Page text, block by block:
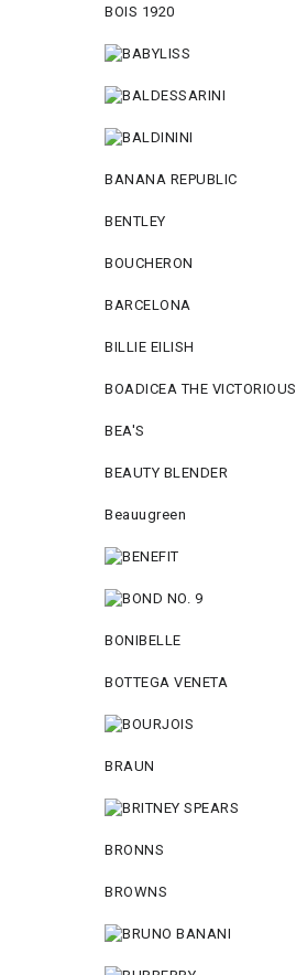
BOIS 1920
BANANA REPUBLIC
BENTLEY
BOUCHERON
BARCELONA
BILLIE EILISH
BOADICEA THE VICTORIOUS
BEA'S
BEAUTY BLENDER
Beauugreen
BONIBELLE
BOTTEGA VENETA
BRAUN
BRONNS
BROWNS